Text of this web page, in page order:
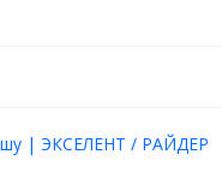
| ЭКСЕЛЕНТ / РАЙДЕР